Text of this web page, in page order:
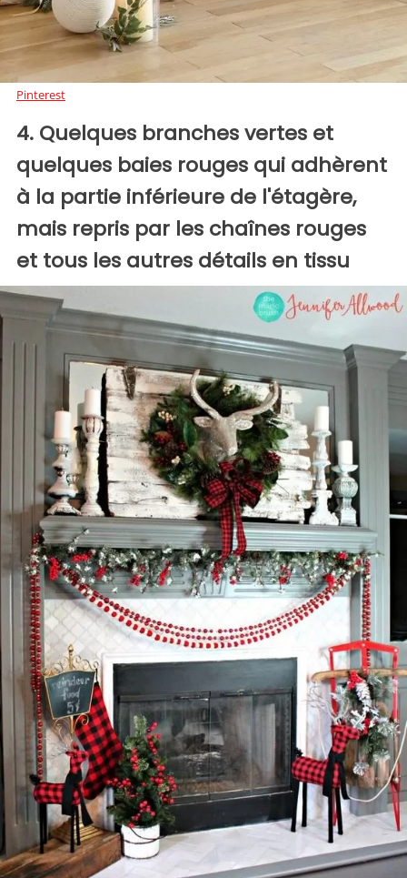
Pinterest
4. Quelques branches vertes et
quelques baies rouges qui adhèrent
à la partie inférieure de l'étagère,
mais repris par les chaînes rouges
et tous les autres détails en tissu